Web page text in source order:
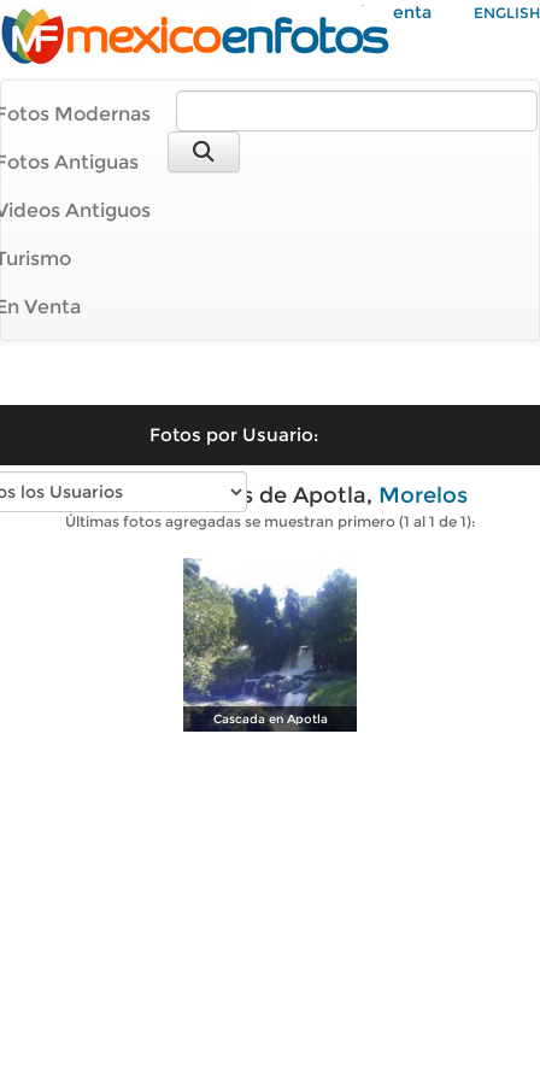
Mi Cuenta ENGLISH
Modernas
Antiguas
Antiguos
Venta
Fotos por Usuario:
Fotos modernas de Apotla, Morelos
Últimas fotos agregadas se muestran primero (1 al 1 de 1):
Cascada en Apotla